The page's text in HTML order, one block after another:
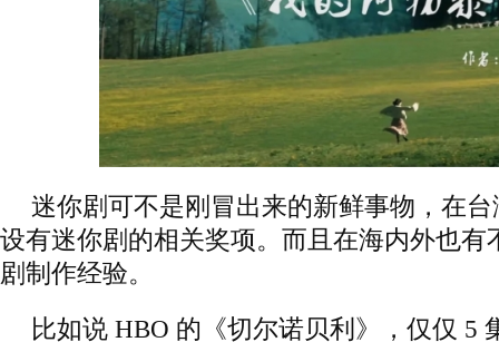
迷你剧可不是刚冒出来的新鲜事物，在
设有迷你剧的相关奖项。而且在海内外也有
剧制作经验。
比如说 HBO 的《切尔诺贝利》，仅仅 5